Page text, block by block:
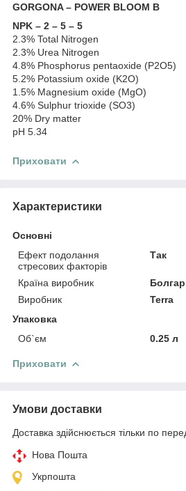
GORGONA – POWER BLOOM B
NPK – 2 – 5 – 5
2.3% Total Nitrogen
2.3% Urea Nitrogen
4.8% Phosphorus pentaoxide (P2O5)
5.2% Potassium oxide (K2O)
1.5% Magnesium oxide (MgO)
4.6% Sulphur trioxide (SO3)
20% Dry matter
pH 5.34
Приховати
Характеристики
Основні
Ефект подолання
стресових факторів
Так
Країна виробник
Виробник
Terra
Упаковка
Об`єм
0.25 л
Приховати
Умови доставки
Доставка здійснюється тільки по
Нова Пошта
Укрпошта